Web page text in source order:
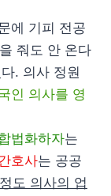
에 기피 전공
줘도 안 온다
. 의사 정원
인 의사를 영
법화하자는
호사는 공공
도 의사의 업